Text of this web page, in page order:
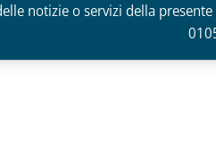
notizie o servizi della